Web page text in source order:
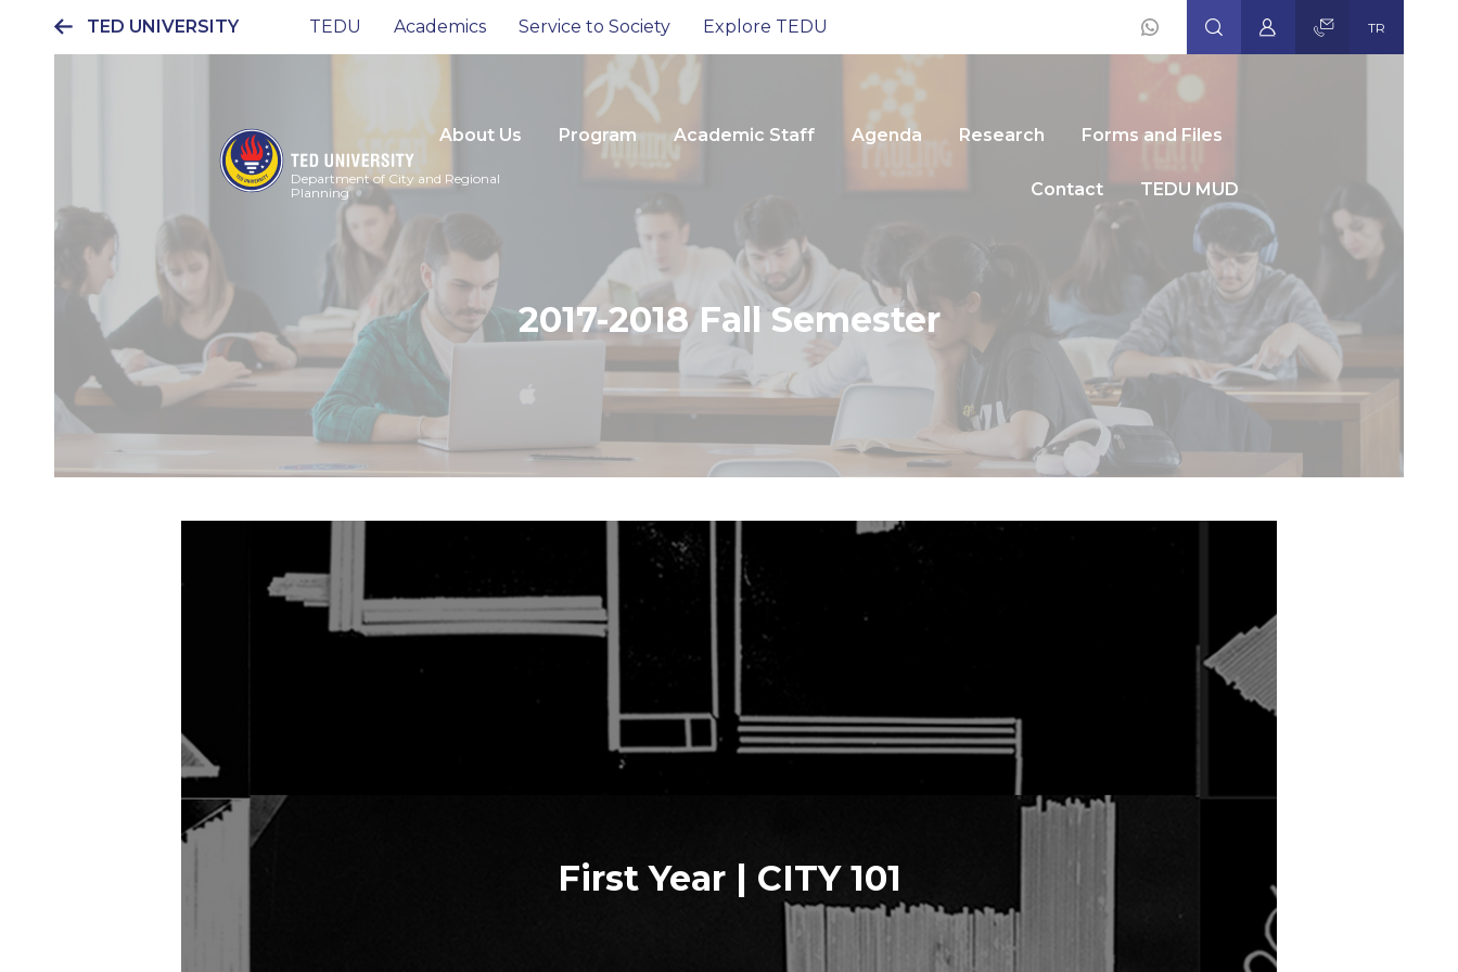
TED UNIVERSITY
Ana
menüsü
TEDU Academics Service to Society Explore TEDU
Social
Icons
TR
Department of City and Regional
Planning
About Us Program Academic Staff Agenda Research Forms and Files
Contact TEDU MUD
2017-2018 Fall Semester
First Year | CITY 101